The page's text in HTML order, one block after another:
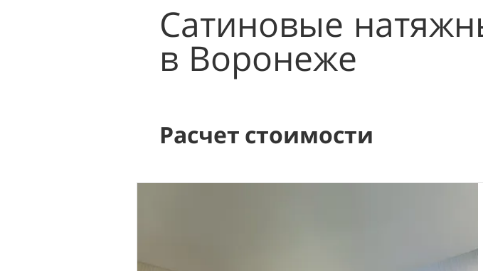
Сатиновые
в Воронеже
Расчет стоимости